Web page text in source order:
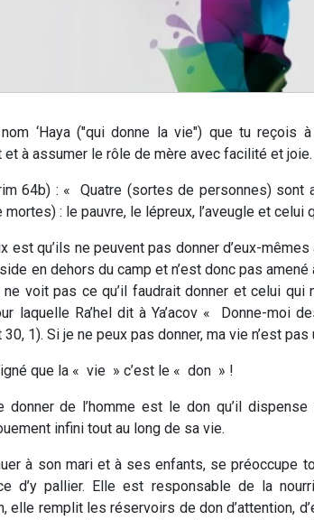
‘Haya("qui donne la vie") que tu reçois à
et à assumer le rôle de mère avec facilité et joie.
64b) : «Quatre (sortes de personnes) sont
: le pauvre, le lépreux, l’aveugle et celui
est qu’ils ne peuvent pas donner d’eux-mêmes
en dehors du camp et n’est donc pas amené
ne voit pas ce qu’il faudrait donner et celui qui
laquelle Ra’hel dit àYa’acov «
Donne-moi
30, 1). Si je ne peux pas donner, ma vie n’est pas
que la « vie » c’est le « don » !
donner de l’homme est le don qu’il
infini tout au long de sa vie.
à son mari et à ses enfants, se préoccupe
d’y pallier. Elle est responsable de la
elle remplit les réservoirs de don d’attention,